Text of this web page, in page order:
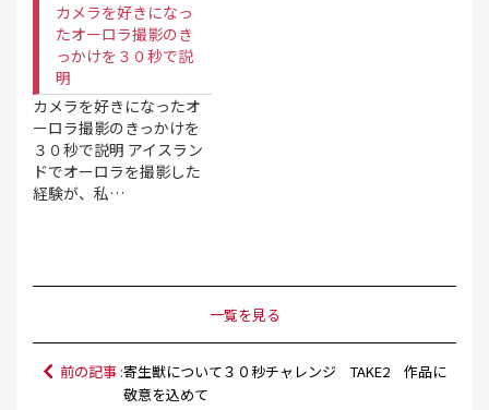
カメラを好きになっ
たオーロラ撮影のき
っかけを３０秒で説
明
カメラを好きになったオ
ーロラ撮影のきっかけを
３０秒で説明 アイスラン
ドでオーロラを撮影した
経験が、私…
一覧を見る
前の記事 :寄生獣について３０秒チャレンジ TAKE2 作品に
敬意を込めて